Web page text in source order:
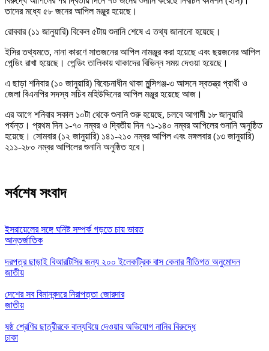
তাদের মধ্যে ৫৮ জনের আপিল মঞ্জুর হয়েছে।
রোববার (১১ জানুয়ারি) বিকেল ৫টায় শুনানি শেষে এ তথ্য জানানো হয়েছে।
ইসির তথ্যমতে, নানা কারণে সাতজনের আপিল নামঞ্জুর করা হয়েছে এবং ছয়জনের আপিল
পেন্ডিং রাখা হয়েছে। পেন্ডিং তালিকায় থাকাদের বিভিন্ন সময় দেওয়া হয়েছে।
এ ছাড়া শনিবার (১০ জানুয়ারি) বিবেচনাধীন থাকা মুন্সিগঞ্জ-৩ আসনে স্বতন্ত্র প্রার্থী ও
জেলা বিএনপির সদস্য সচিব মহিউদ্দিনের আপিল মঞ্জুর হয়েছে আজ।
এর আগে শনিবার সকাল ১০টা থেকে শুনানি শুরু হয়েছে, চলবে আগামী ১৮ জানুয়ারি
পর্যন্ত। প্রথম দিন ১-৭০ নম্বর ও দ্বিতীয় দিন ৭১-১৪০ নম্বর আপিলের শুনানি অনুষ্ঠিত
হয়েছে। সোমবার (১২ জানুয়ারি) ১৪১-২১০ নম্বর আপিল এবং মঙ্গলবার (১৩ জানুয়ারি)
২১১-২৮০ নম্বর আপিলের শুনানি অনুষ্ঠিত হবে।
সর্বশেষ সংবাদ
ইসরায়েলের সঙ্গে ঘনিষ্ট সম্পর্ক গড়তে চায় ভারত
আন্তর্জাতিক
দরপত্র ছাড়াই বিআরটিসির জন্য ২০০ ইলেকট্রিক বাস কেনার নীতিগত অনুমোদন
জাতীয়
দেশের সব বিমানবন্দরে নিরাপত্তা জোরদার
জাতীয়
ষষ্ঠ শ্রেণির ছাত্রীরকে বাল্যবিয়ে দেওয়ার অভিযোগ নানির বিরুদ্ধে
ঢাকা